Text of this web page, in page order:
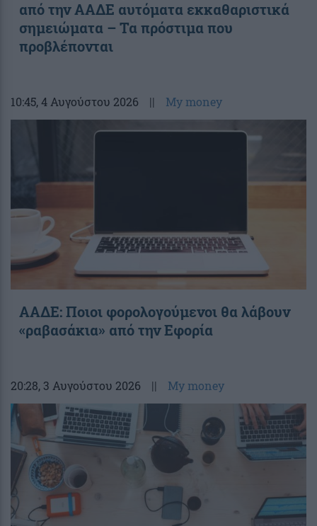
από την ΑΑΔΕ αυτόματα εκκαθαριστικά
σημειώματα – Τα πρόστιμα που
προβλέπονται
10:45, 4 Αυγούστου 2026 || My money
ΑΑΔΕ: Ποιοι φορολογούμενοι θα λάβουν
«ραβασάκια» από την Εφορία
20:28, 3 Αυγούστου 2026 || My money